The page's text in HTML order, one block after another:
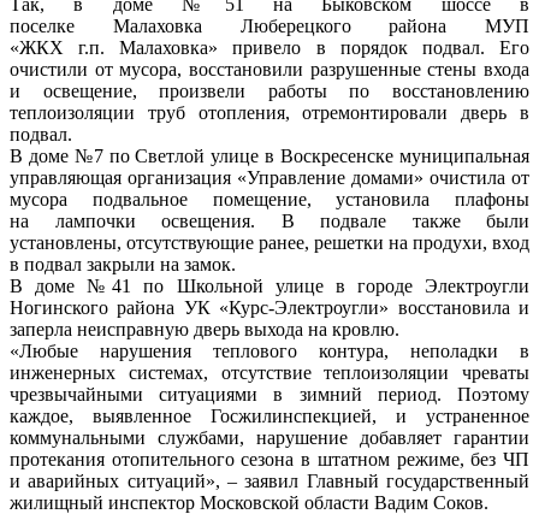
Так, в доме №51 на Быковском шоссе в
поселке Малаховка Люберецкого района МУП
«ЖКХ г.п. Малаховка» привело в порядок подвал. Его
очистили от мусора, восстановили разрушенные стены входа
и освещение, произвели работы по восстановлению
теплоизоляции труб отопления, отремонтировали дверь в
подвал.
В доме №7 по Светлой улице в Воскресенске муниципальная
управляющая организация «Управление домами» очистила от
мусора подвальное помещение, установила плафоны
на лампочки освещения. В подвале также были
установлены, отсутствующие ранее, решетки на продухи, вход
в подвал закрыли на замок.
В доме №41 по Школьной улице в городе Электроугли
Ногинского района УК «Курс-Электроугли» восстановила и
заперла неисправную дверь выхода на кровлю.
«Любые нарушения теплового контура, неполадки в
инженерных системах, отсутствие теплоизоляции чреваты
чрезвычайными ситуациями в зимний период. Поэтому
каждое, выявленное Госжилинспекцией, и устраненное
коммунальными службами, нарушение добавляет гарантии
протекания отопительного сезона в штатном режиме, без ЧП
и аварийных ситуаций», – заявил Главный государственный
жилищный инспектор Московской области Вадим Соков.